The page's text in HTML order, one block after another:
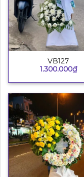
VB127
1.300.000₫